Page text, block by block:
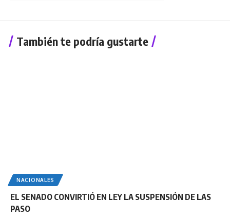
También te podría gustarte
NACIONALES
EL SENADO CONVIRTIÓ EN LEY LA SUSPENSIÓN DE LAS
PASO